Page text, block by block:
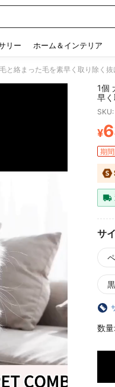
リー ホーム＆インテリア
と絡まった毛を素早く取り除く
1個
早
¥
期
サ
数量: